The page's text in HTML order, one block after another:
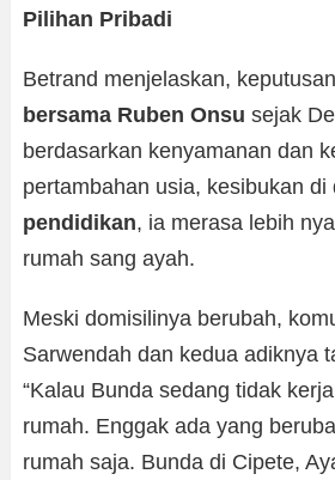
Pilihan Pribadi
Betrand menjelaskan,
bersama Ruben Onsu sejak
berdasarkan kenyamanan dan
pertambahan usia, kesibukan di
pendidikan, ia merasa lebih
rumah sang ayah.
Meski domisilinya berubah,
Sarwendah dan kedua adiknya
“Kalau Bunda sedang tidak
rumah. Enggak ada yang
rumah saja. Bunda di Cipete,